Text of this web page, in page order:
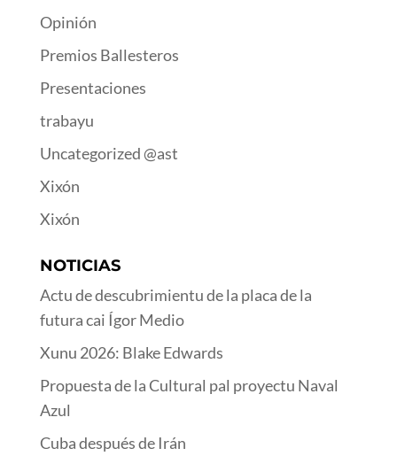
Opinión
Premios Ballesteros
Presentaciones
trabayu
Uncategorized @ast
Xixón
Xixón
NOTICIAS
Actu de descubrimientu de la placa de la
futura cai Ígor Medio
Xunu 2026: Blake Edwards
Propuesta de la Cultural pal proyectu Naval
Azul
Cuba después de Irán